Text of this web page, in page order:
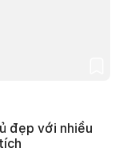
đẹp với nhiều